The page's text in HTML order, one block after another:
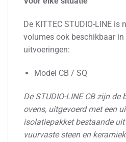
De KITTEC STUDIO-LINE is
volumes ook beschikbaar
uitvoeringen:
Model CB / SQ
De STUDIO-LINE CB zijn de
ovens, uitgevoerd met een
isolatiepakket bestaande
vuurvaste steen en